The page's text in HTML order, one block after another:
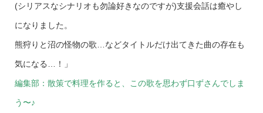
(シリアスなシナリオも勿論好きなのですが)支援会話は癒やし
になりました。
熊狩りと沼の怪物の歌…などタイトルだけ出てきた曲の存在も
気になる…！」
編集部：散策で料理を作ると、この歌を思わず口ずさんでしま
う〜♪